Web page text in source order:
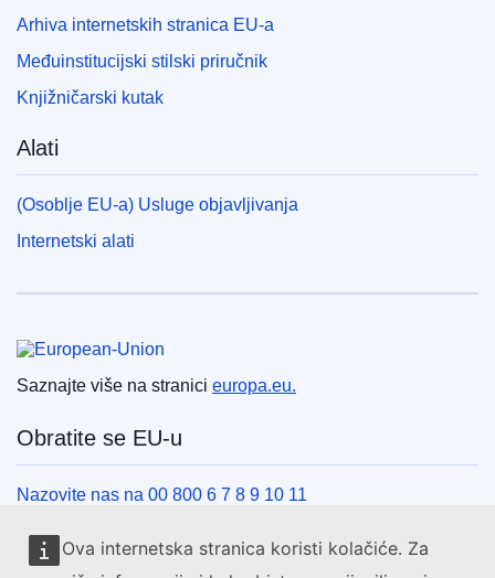
Ova internetska stranica koristi kolačiće. Za
Arhiva internetskih stranica EU-a
Međuinstitucijski stilski priručnik
Knjižničarski kutak
Alati
(Osoblje EU-a) Usluge objavljivanja
Internetski alati
Saznajte više na stranici europa.eu.
Obratite se EU-u
Nazovite nas na 00 800 6 7 8 9 10 11
Uspostavite telefonsku vezu na drugi način
Pišite nam služeći se našim obrascem za kontakt